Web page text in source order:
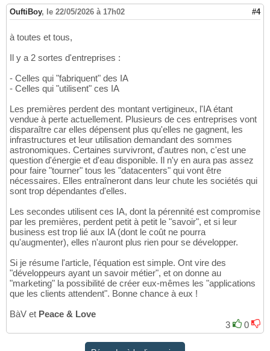
OuftiBoy, le 22/05/2026 à 17h02 #4
à toutes et tous,
Il y a 2 sortes d'entreprises :
- Celles qui "fabriquent" des IA
- Celles qui "utilisent" ces IA
Les premières perdent des montant vertigineux, l'IA étant
vendue à perte actuellement. Plusieurs de ces entreprises vont
disparaître car elles dépensent plus qu'elles ne gagnent, les
infrastructures et leur utilisation demandant des sommes
astronomiques. Certaines survivront, d'autres non, c'est une
question d'énergie et d'eau disponible. Il n'y en aura pas assez
pour faire "tourner" tous les "datacenters" qui vont être
nécessaires. Elles entraîneront dans leur chute les sociétés qui
sont trop dépendantes d'elles.
Les secondes utilisent ces IA, dont la pérennité est compromise
par les premières, perdent petit à petit le "savoir", et si leur
business est trop lié aux IA (dont le coût ne pourra
qu'augmenter), elles n'auront plus rien pour se développer.
Si je résume l'article, l'équation est simple. Ont vire des
"développeurs ayant un savoir métier", et on donne au
"marketing" la possibilité de créer eux-mêmes les "applications
que les clients attendent". Bonne chance à eux !
BàV et Peace & Love
3
0